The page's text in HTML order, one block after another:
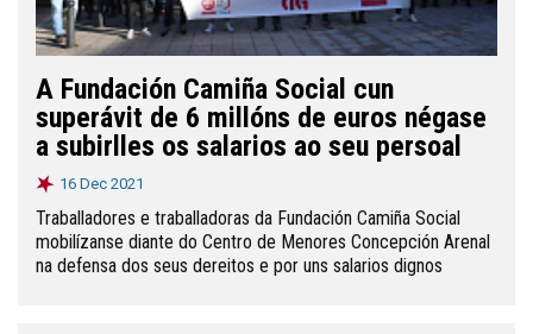
A Fundación Camiña Social cun
superávit de 6 millóns de euros négase
a subirlles os salarios ao seu persoal
16 Dec 2021
Traballadores e traballadoras da Fundación Camiña Social
mobilízanse diante do Centro de Menores Concepción Arenal
na defensa dos seus dereitos e por uns salarios dignos